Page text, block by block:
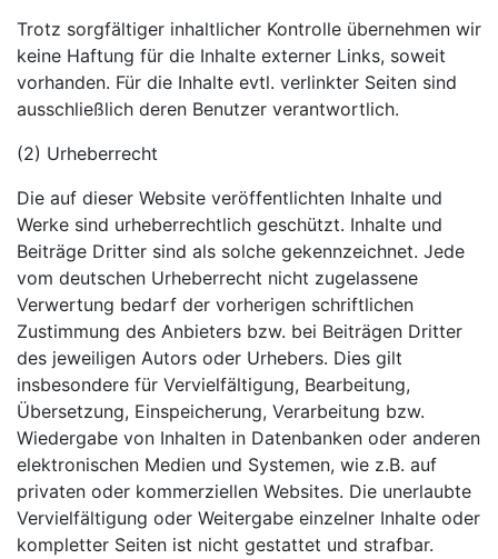
Trotz sorgfältiger inhaltlicher Kontrolle übernehmen wir
keine Haftung für die Inhalte externer Links, soweit
vorhanden. Für die Inhalte evtl. verlinkter Seiten sind
ausschließlich deren Benutzer verantwortlich.
(2) Urheberrecht
Die auf dieser Website veröffentlichten Inhalte und
Werke sind urheberrechtlich geschützt. Inhalte und
Beiträge Dritter sind als solche gekennzeichnet. Jede
vom deutschen Urheberrecht nicht zugelassene
Verwertung bedarf der vorherigen schriftlichen
Zustimmung des Anbieters bzw. bei Beiträgen Dritter
des jeweiligen Autors oder Urhebers. Dies gilt
insbesondere für Vervielfältigung, Bearbeitung,
Übersetzung, Einspeicherung, Verarbeitung bzw.
Wiedergabe von Inhalten in Datenbanken oder anderen
elektronischen Medien und Systemen, wie z.B. auf
privaten oder kommerziellen Websites. Die unerlaubte
Vervielfältigung oder Weitergabe einzelner Inhalte oder
kompletter Seiten ist nicht gestattet und strafbar.